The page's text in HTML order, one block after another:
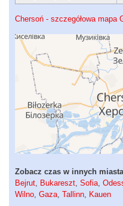
Chersoń - szczegółowa mapa
Zobacz czas w innych
Bejrut
Bukareszt Sofia
Wilno Gaza Tallinn Kauen